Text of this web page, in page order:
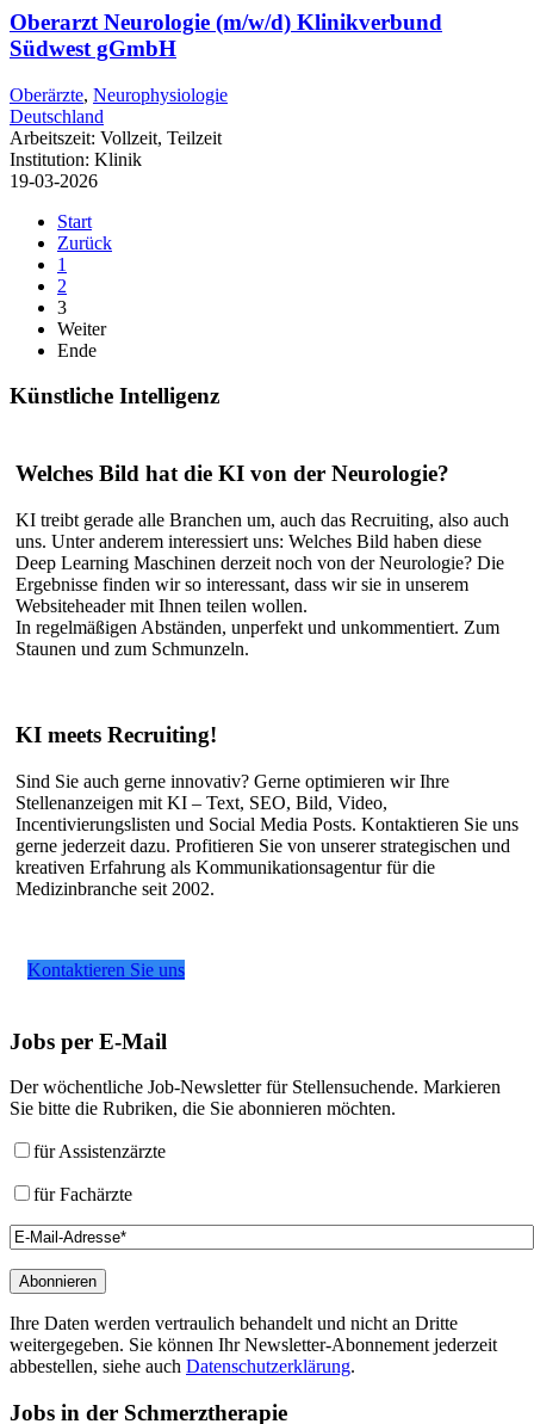
Oberarzt Neurologie (m/w/d) Klinikverbund
Südwest gGmbH
Oberärzte, Neurophysiologie
Deutschland
Arbeitszeit: Vollzeit, Teilzeit
Institution: Klinik
19-03-2026
Start
Zurück
1
2
3
Weiter
Ende
Künstliche Intelligenz
Welches Bild hat die KI von der Neurologie?
KI treibt gerade alle Branchen um, auch das Recruiting, also auch
uns. Unter anderem interessiert uns: Welches Bild haben diese
Deep Learning Maschinen derzeit noch von der Neurologie? Die
Ergebnisse finden wir so interessant, dass wir sie in unserem
Websiteheader mit Ihnen teilen wollen.
In regelmäßigen Abständen, unperfekt und unkommentiert. Zum
Staunen und zum Schmunzeln.
KI meets Recruiting!
Sind Sie auch gerne innovativ? Gerne optimieren wir Ihre
Stellenanzeigen mit KI – Text, SEO, Bild, Video,
Incentivierungslisten und Social Media Posts. Kontaktieren Sie uns
gerne jederzeit dazu. Profitieren Sie von unserer strategischen und
kreativen Erfahrung als Kommunikationsagentur für die
Medizinbranche seit 2002.
Kontaktieren Sie uns
Jobs per E-Mail
Der wöchentliche Job-Newsletter für Stellensuchende. Markieren
Sie bitte die Rubriken, die Sie abonnieren möchten.
für Assistenzärzte
für Fachärzte
Ihre Daten werden vertraulich behandelt und nicht an Dritte
weitergegeben. Sie können Ihr Newsletter-Abonnement jederzeit
abbestellen, siehe auch Datenschutzerklärung.
Jobs in der Schmerztherapie